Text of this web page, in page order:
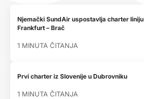
Njemački SundAir uspostavlja charter liniju
Frankfurt – Brač
1 MINUTA ČITANJA
Prvi charter iz Slovenije u Dubrovniku
1 MINUTA ČITANJA